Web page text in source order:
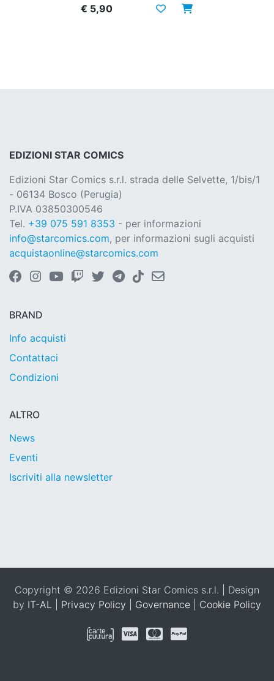
€ 5,90
EDIZIONI STAR COMICS
Edizioni Star Comics s.r.l. strada delle Selvette, 1/bis/1
- 06134 Bosco (Perugia)
P.IVA 03850300546
Tel. +39 075 591 8353 - per informazioni
info@starcomics.com, per informazioni sugli acquisti
acquistaonline@starcomics.com
BRAND
Info acquisti
Contattaci
Condizioni
ALTRO
News
Eventi
Iscriviti alla newsletter
Copyright © 2026 Edizioni Star Comics s.r.l. | Design
by IT-AL Privacy Policy Governance Cookie Policy